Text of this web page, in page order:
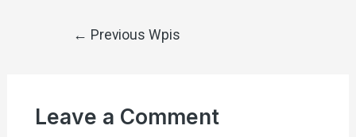
Nawigacja
← Previous Wpis
Leave a Comment